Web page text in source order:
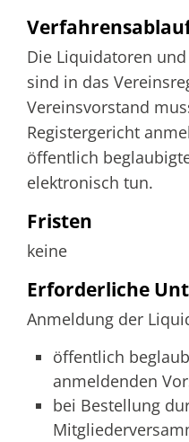
Die Liquidatoren
sind in das
Vereinsvorstand
Registergericht
öffentlich
elektronisch tun.
Fristen
keine
Erforderliche
Anmeldung der
öffentlich
anmeldenden
bei Bestellung